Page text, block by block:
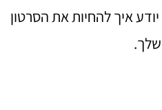
איך להחיות את הסרטון
שלך.